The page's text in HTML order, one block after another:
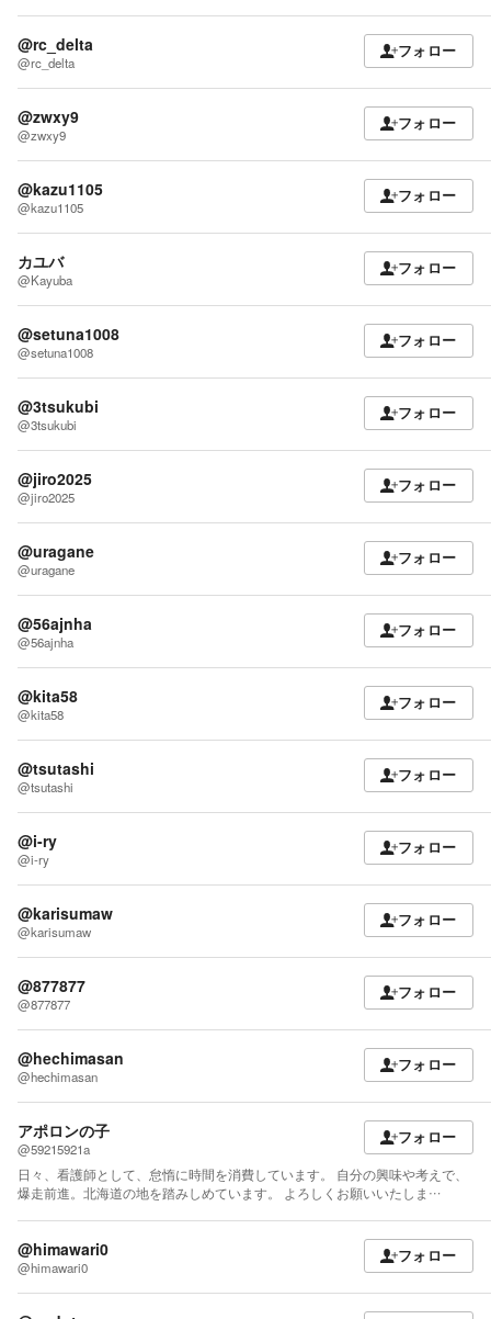
@rc_delta
@rc_delta
フォロー
@zwxy9
@zwxy9
フォロー
@kazu1105
@kazu1105
フォロー
カユバ
@Kayuba
フォロー
@setuna1008
@setuna1008
フォロー
@3tsukubi
@3tsukubi
フォロー
@jiro2025
@jiro2025
フォロー
@uragane
@uragane
フォロー
@56ajnha
@56ajnha
フォロー
@kita58
@kita58
フォロー
@tsutashi
@tsutashi
フォロー
@i-ry
@i-ry
フォロー
@karisumaw
@karisumaw
フォロー
@877877
@877877
フォロー
@hechimasan
@hechimasan
フォロー
アポロンの子
@59215921a
フォロー
日々、看護師として、怠惰に時間を消費しています。 自分の興味や考えで、
爆走前進。北海道の地を踏みしめています。 よろしくお願いいたしま…
@himawari0
@himawari0
フォロー